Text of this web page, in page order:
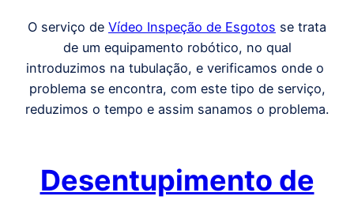
O serviço de Vídeo Inspeção de Esgotos se trata
de um equipamento robótico, no qual
introduzimos na tubulação, e verificamos onde o
problema se encontra, com este tipo de serviço,
reduzimos o tempo e assim sanamos o problema.
Desentupimento de